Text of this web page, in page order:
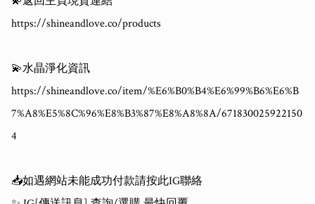
https://shineandlove.co/products
💫水晶淨化資訊
https://shineandlove.co/item/%E6%B0%B4%E6%99%B6%E6%B
7%A8%E5%8C%96%E8%B3%87%E8%A8%8A/671830025922150
4
📥如遇網站未能成功付款請按此IG聯絡